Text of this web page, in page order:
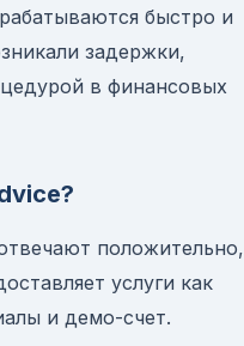
быстро и
задержки,
в финансовых
положительно,
услуги как
и демо-счет.